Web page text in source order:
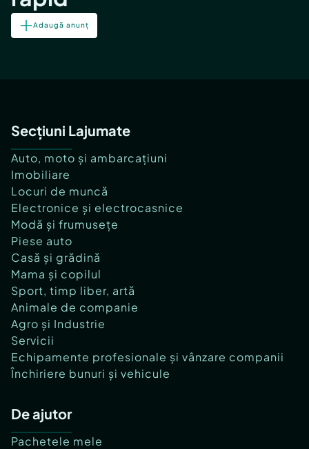
Adaugă anunț
Secțiuni Lajumate
Auto, moto și ambarcațiuni
Imobiliare
Locuri de muncă
Electronice și electrocasnice
Modă și frumusețe
Piese auto
Casă și grădină
Mama și copilul
Sport, timp liber, artă
Animale de companie
Agro și Industrie
Servicii
Echipamente profesionale și vânzare companii
Închiriere bunuri și vehicule
De ajutor
Pachetele mele